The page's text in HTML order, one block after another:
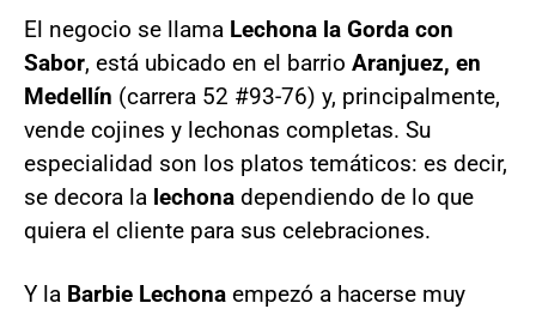
El negocio se llama Lechona la Gorda con
Sabor, está ubicado en el barrio Aranjuez, en
Medellín (carrera 52 #93-76) y, principalmente,
vende cojines y lechonas completas. Su
especialidad son los platos temáticos: es decir,
se decora la lechona dependiendo de lo que
quiera el cliente para sus celebraciones.
Y la Barbie Lechona empezó a hacerse muy